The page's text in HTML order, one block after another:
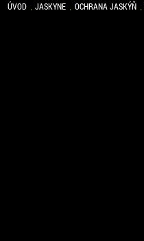
ÚVOD JASKYNE OCHRANA JASKÝŇ